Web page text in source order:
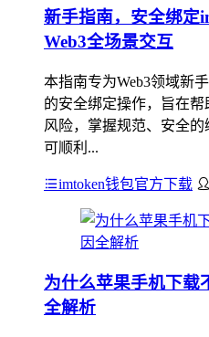
新手指南，安全绑定
Web3全场景交互
本指南专为Web3领域新
的安全绑定操作，旨在
风险，掌握规范、安全
可顺利...
imtoken钱包官方下载
为什么苹果手机下载
全解析